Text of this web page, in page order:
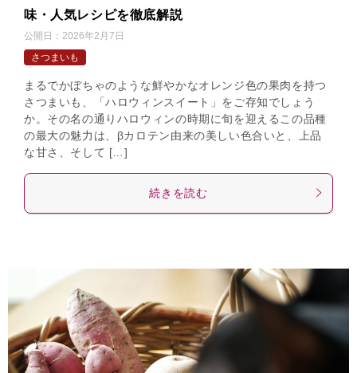
味・人気レシピを徹底解説
公開日： 2026年2月7日
さつまいも
まるでかぼちゃのような鮮やかなオレンジ色の果肉を持つ
さつまいも、「ハロウィンスイート」をご存知でしょう
か。その名の通りハロウィンの時期に旬を迎えるこの品種
の最大の魅力は、βカロテン由来の美しい色合いと、上品
な甘さ、そして […]
続きを読む